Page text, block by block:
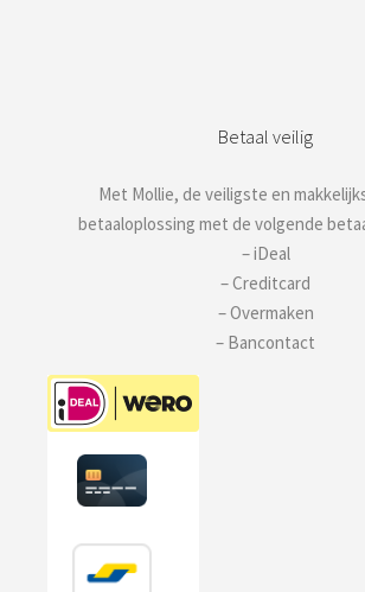
Betaal veilig
Met Mollie, de veiligste en
betaaloplossing met de volgende
– iDeal
– Creditcard
– Overmaken
– Bancontact